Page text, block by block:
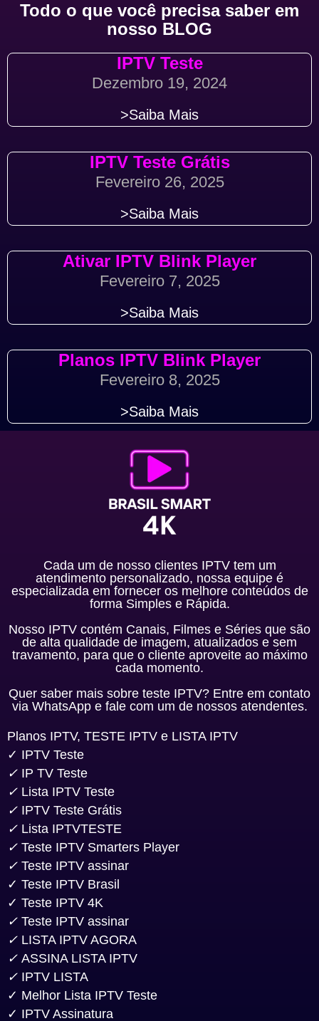
Todo o que você precisa saber em
nosso BLOG
IPTV Teste
Dezembro 19, 2024
>Saiba Mais
IPTV Teste Grátis
Fevereiro 26, 2025
>Saiba Mais
Ativar IPTV Blink Player
Fevereiro 7, 2025
>Saiba Mais
Planos IPTV Blink Player
Fevereiro 8, 2025
>Saiba Mais
Cada um de nosso clientes IPTV tem um
atendimento personalizado, nossa equipe é
especializada em fornecer os melhore conteúdos de
forma Simples e Rápida.
Nosso IPTV contém Canais, Filmes e Séries que são
de alta qualidade de imagem, atualizados e sem
travamento, para que o cliente aproveite ao máximo
cada momento.
Quer saber mais sobre teste IPTV? Entre em contato
via WhatsApp e fale com um de nossos atendentes.
Planos IPTV, TESTE IPTV e LISTA IPTV
✓ IPTV Teste
✓ IP TV Teste
✓ Lista IPTV Teste
✓ IPTV Teste Grátis
✓ Lista IPTVTESTE
✓ Teste IPTV Smarters Player
✓ Teste IPTV assinar
✓ Teste IPTV Brasil
✓ Teste IPTV 4K
✓ Teste IPTV assinar
✓ LISTA IPTV AGORA
✓ ASSINA LISTA IPTV
✓ IPTV LISTA
✓ Melhor Lista IPTV Teste
✓ IPTV Assinatura